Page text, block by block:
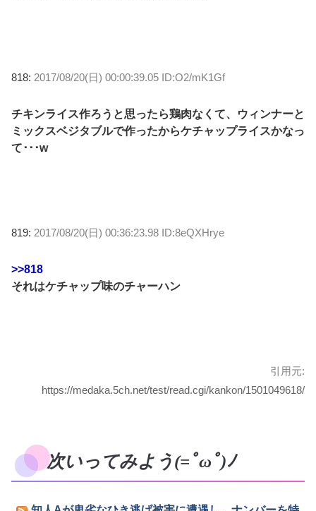
818: 2017/08/20(日) 00:00:39.05 ID:O2/mK1Gf
チキンライス作ろうと思ったら鶏肉なくて、ウィンナーと
ミックスベジタブルで作ったからケチャップライスかなっ
て･･･w
819: 2017/08/20(日) 00:36:23.98 ID:8eQXHrye
>>818
それはケチャップ味のチャーハン
引用元:
https://medaka.5ch.net/test/read.cgi/kankon/1501049618/
次いってみよう(=ﾟωﾟ)ﾉ